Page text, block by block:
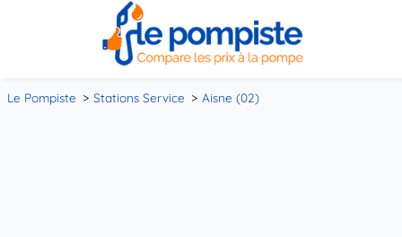
Le Pompiste Stations Service Aisne (02)